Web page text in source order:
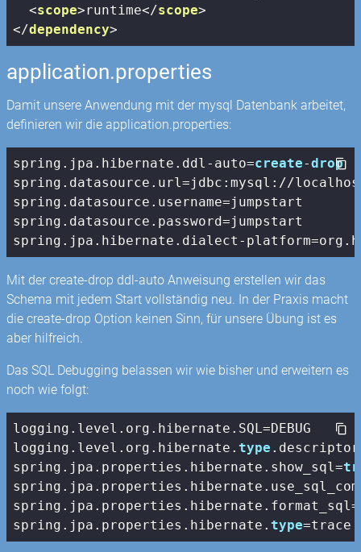
<scope>runtime</scope>
</dependency>
application.properties
Damit unsere Anwendung mit der mysql Datenbank arbeitet,
definieren wir die application.properties:
spring.jpa.hibernate.ddl-auto=create-drop
spring.datasource.url=jdbc:mysql://
spring.datasource.username=jumpstart
spring.datasource.password=jumpstart
spring.jpa.hibernate.dialect-
Mit der create-drop ddl-auto Anweisung erstellen wir das
Schema mit jedem Start vollständig neu. In der Praxis macht
die create-drop Option keinen Sinn, für unsere Übung ist es
aber hilfreich.
Das SQL Debugging belassen wir wie bisher und erweitern es
noch wie folgt:
logging.level.org.hibernate.SQL=DEBUG
logging.level.org.hibernate.type
spring.jpa.properties.hibernate.show_sql=
spring.jpa.properties.hibernate.format_sql=
spring.jpa.properties.hibernate.type=trace